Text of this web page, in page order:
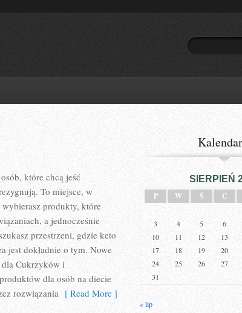
które chcą jeść
To miejsce, w
produkty, które
a jednocześnie
przestrzeni, gdzie keto
jest dokładnie o tym. Nowe
dla Cukrzyków i
dla osób na diecie
rozwiązania [ Read More ]
SIERPIEŃ
P
W Ś C
3
4 5 6
10
11 12 13
17
18 19 20
24
25 26 27
31
« lip